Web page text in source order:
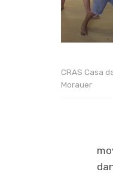
CRAS Casa
Morauer